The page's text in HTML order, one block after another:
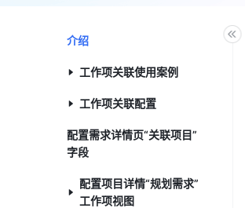
介绍​
工作项关联使用案例​
工作项关联配置​
配置需求详情页“关联项目”
字段​
配置项目详情“规划需求”
工作项视图​